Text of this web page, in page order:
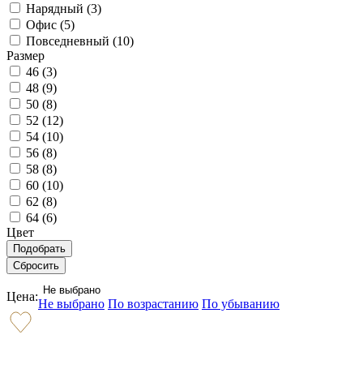
Нарядный (3)
Офис (5)
Повседневный (10)
Размер
46 (3)
48 (9)
50 (8)
52 (12)
54 (10)
56 (8)
58 (8)
60 (10)
62 (8)
64 (6)
Цвет
Цена: Не выбрано
Не выбрано По возрастанию По убыванию